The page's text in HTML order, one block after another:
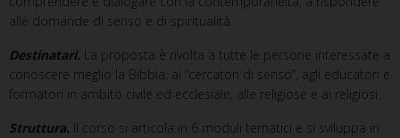
alle domande di senso e di spiritualità.
Destinatari. La proposta è rivolta a tutte le persone interessate a
conoscere meglio la Bibbia, ai “cercatori di senso”, agli educatori e
formatori in ambito civile ed ecclesiale, alle religiose e ai religiosi.
Struttura. Il corso si articola in 6 moduli tematici e si sviluppa in